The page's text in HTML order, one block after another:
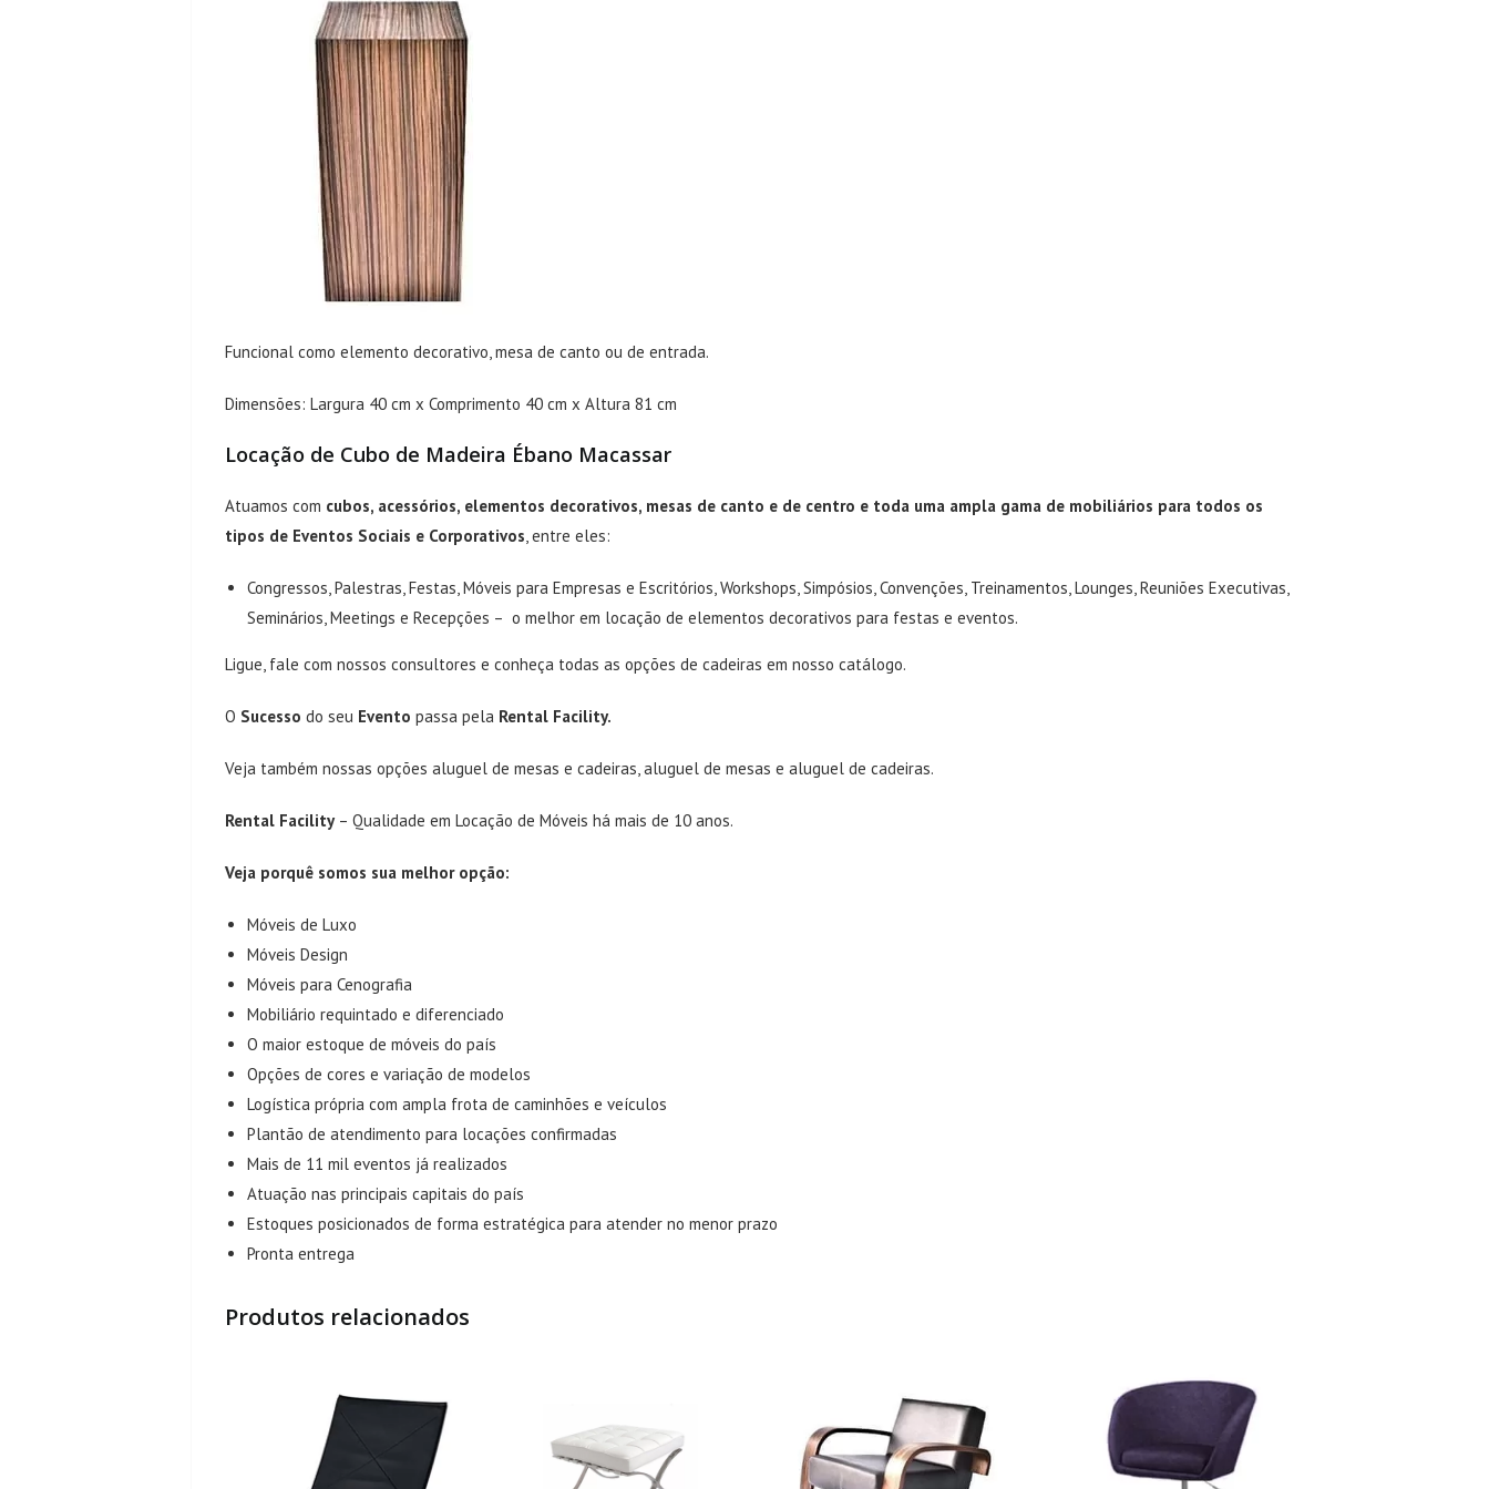
Funcional como elemento decorativo, mesa de canto ou de entrada.
Dimensões: Largura 40 cm x Comprimento 40 cm x Altura 81 cm
Locação de Cubo de Madeira Ébano Macassar
Atuamos com cubos, acessórios, elementos decorativos, mesas de canto e de centro e toda uma ampla gama de mobiliários para todos os
tipos de Eventos Sociais e Corporativos, entre eles:
Congressos, Palestras, Festas, Móveis para Empresas e Escritórios, Workshops, Simpósios, Convenções, Treinamentos, Lounges, Reuniões Executivas,
Seminários, Meetings e Recepções – o melhor em locação de elementos decorativos para festas e eventos.
Ligue, fale com nossos consultores e conheça todas as opções de cadeiras em nosso catálogo.
O Sucesso do seu Evento passa pela Rental Facility.
Veja também nossas opções aluguel de mesas e cadeiras,aluguel de mesas e aluguel de cadeiras.
Rental Facility– Qualidade em Locação de Móveis há mais de 10 anos.
Veja porquê somos sua melhor opção:
Móveis de Luxo
Móveis Design
Móveis para Cenografia
Mobiliário requintado e diferenciado
O maior estoque de móveis do país
Opções de cores e variação de modelos
Logística própria com ampla frota de caminhões e veículos
Plantão de atendimento para locações confirmadas
Mais de 11 mil eventos já realizados
Atuação nas principais capitais do país
Estoques posicionados de forma estratégica para atender no menor prazo
Pronta entrega
Produtos relacionados